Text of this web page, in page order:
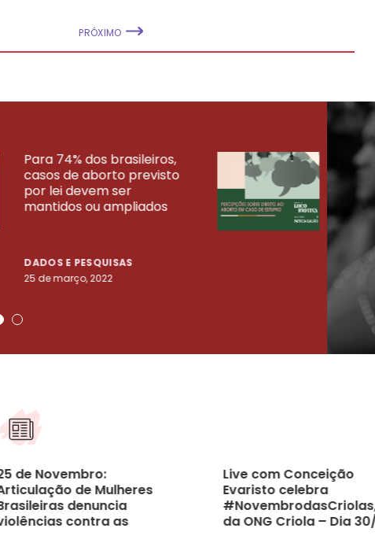
PRÓXIMO
Para 74% dos brasileiros,
casos de aborto previsto
por lei devem ser
mantidos ou ampliados
DADOS E PESQUISAS
25 de março, 2022
23
de Novembro:
de Mulheres
denuncia
contra as
Live com Conceição
Evaristo celebra
da ONG Criola – Dia 30/